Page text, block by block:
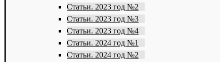
Статьи. 2023 год №2
Статьи. 2023 год №3
Статьи. 2023 год №4
Статьи. 2024 год №1
Статьи. 2024 год №2